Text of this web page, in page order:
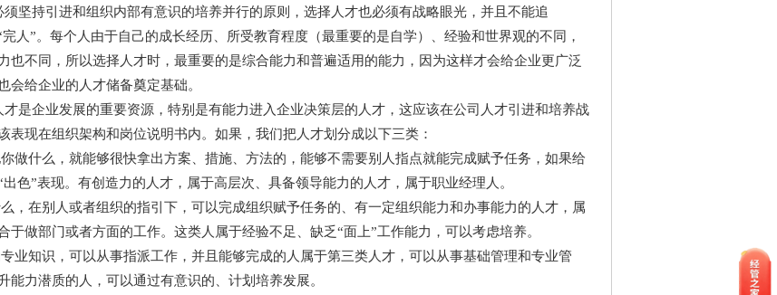
持引进和组织内部有意识的培养并行的原则，选择人才也必须有战略眼光，并且不能追
人”。每个人由于自己的成长经历、所受教育程度（最重要的是自学）、经验和世界观的不同，
也不同，所以选择人才时，最重要的是综合能力和普遍适用的能力，因为这样才会给企业更广泛
会给企业的人才储备奠定基础。
企业发展的重要资源，特别是有能力进入企业决策层的人才，这应该在公司人才引进和培养战
表现在组织架构和岗位说明书内。如果，我们把人才划分成以下三类：
什么，就能够很快拿出方案、措施、方法的，能够不需要别人指点就能完成赋予任务，如果给
色”表现。有创造力的人才，属于高层次、具备领导能力的人才，属于职业经理人。
在别人或者组织的指引下，可以完成组织赋予任务的、有一定组织能力和办事能力的人才，属
于做部门或者方面的工作。这类人属于经验不足、缺乏“面上”工作能力，可以考虑培养。
知识，可以从事指派工作，并且能够完成的人属于第三类人才，可以从事基础管理和专业管
能力潜质的人，可以通过有意识的、计划培养发展。